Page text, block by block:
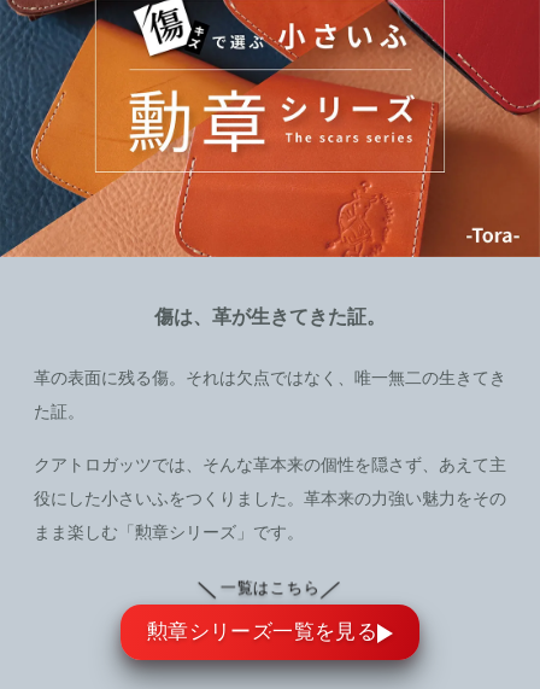
傷は、革が生きてきた証。
革の表面に残る傷。それは欠点ではなく、唯一無二の生きてき
た証。
クアトロガッツでは、そんな革本来の個性を隠さず、あえて主
役にした小さいふをつくりました。革本来の力強い魅力をその
まま楽しむ「勲章シリーズ」です。
＼ 一覧はこちら ／
勲章シリーズ一覧を見る